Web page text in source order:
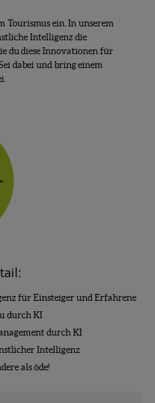
Tourismus ein. In unserem
Intelligenz die
du diese Innovationen für
dabei und bring einem
für Einsteiger und Erfahrene
durch KI
durch KI
Intelligenz
als öde!